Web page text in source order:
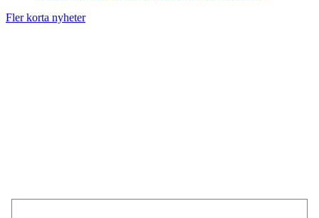
Fler korta nyheter